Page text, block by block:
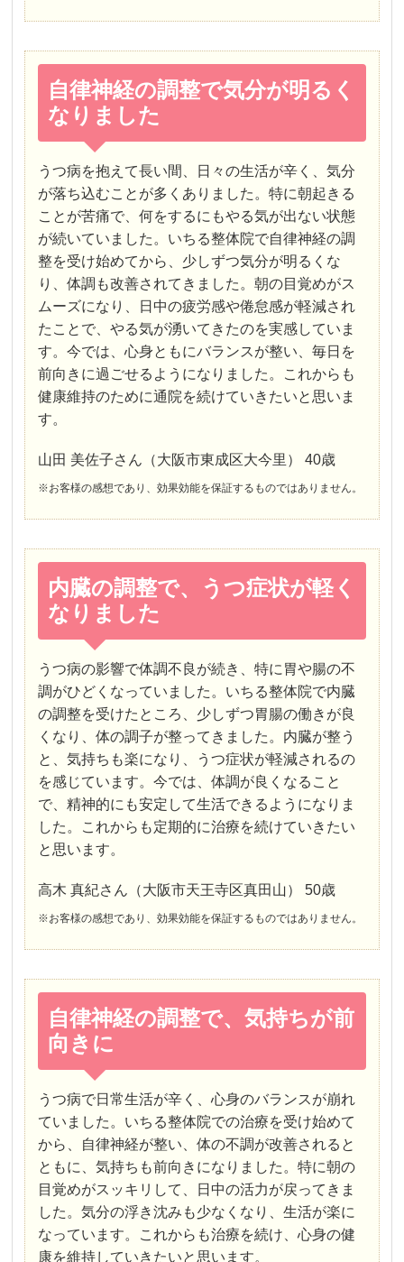
自律神経の調整で気分が明るく
なりました
うつ病を抱えて長い間、日々の生活が辛く、気分
が落ち込むことが多くありました。特に朝起きる
ことが苦痛で、何をするにもやる気が出ない状態
が続いていました。いちる整体院で自律神経の調
整を受け始めてから、少しずつ気分が明るくな
り、体調も改善されてきました。朝の目覚めがス
ムーズになり、日中の疲労感や倦怠感が軽減され
たことで、やる気が湧いてきたのを実感していま
す。今では、心身ともにバランスが整い、毎日を
前向きに過ごせるようになりました。これからも
健康維持のために通院を続けていきたいと思いま
す。
山田 美佐子さん（大阪市東成区大今里） 40歳
※お客様の感想であり、効果効能を保証するものではありません。
内臓の調整で、うつ症状が軽く
なりました
うつ病の影響で体調不良が続き、特に胃や腸の不
調がひどくなっていました。いちる整体院で内臓
の調整を受けたところ、少しずつ胃腸の働きが良
くなり、体の調子が整ってきました。内臓が整う
と、気持ちも楽になり、うつ症状が軽減されるの
を感じています。今では、体調が良くなること
で、精神的にも安定して生活できるようになりま
した。これからも定期的に治療を続けていきたい
と思います。
高木 真紀さん（大阪市天王寺区真田山） 50歳
※お客様の感想であり、効果効能を保証するものではありません。
自律神経の調整で、気持ちが前
向きに
うつ病で日常生活が辛く、心身のバランスが崩れ
ていました。いちる整体院での治療を受け始めて
から、自律神経が整い、体の不調が改善されると
ともに、気持ちも前向きになりました。特に朝の
目覚めがスッキリして、日中の活力が戻ってきま
した。気分の浮き沈みも少なくなり、生活が楽に
なっています。これからも治療を続け、心身の健
康を維持していきたいと思います。